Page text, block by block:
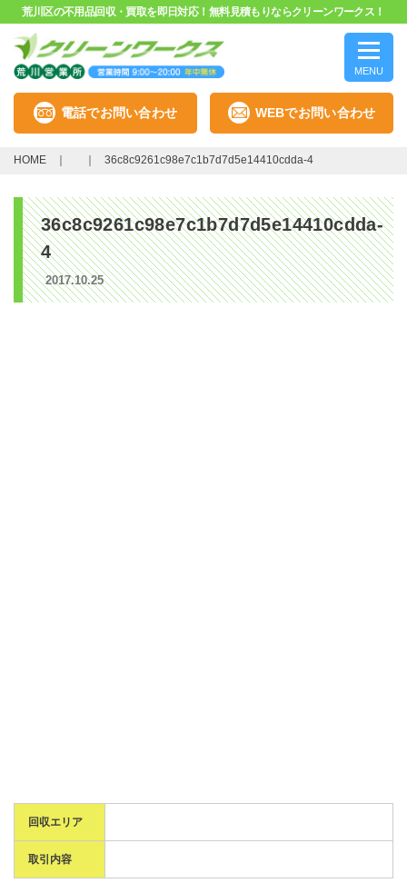
荒川区の不用品回収・買取を即日対応！無料見積もりならクリーンワークス！
MENU
電話でお問い合わせ WEBでお問い合わせ
HOME 36c8c9261c98e7c1b7d7d5e14410cdda-4
36c8c9261c98e7c1b7d7d5e14410cdda-
4
2017.10.25
回収エリア
取引内容